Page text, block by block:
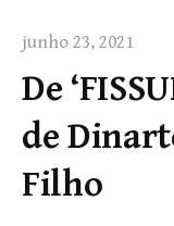
junho 23, 2021
De
de
Filho